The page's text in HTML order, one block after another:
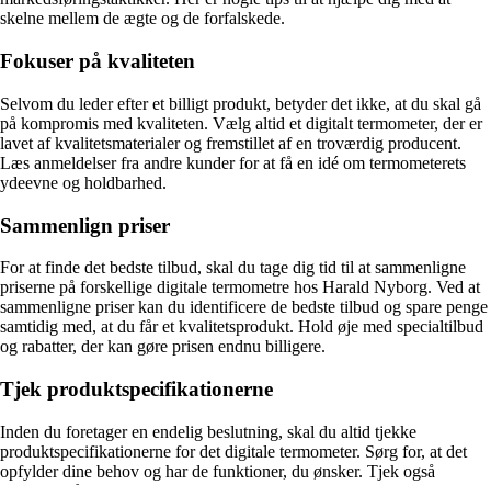
skelne mellem de ægte og de forfalskede.
Fokuser på kvaliteten
Selvom du leder efter et billigt produkt, betyder det ikke, at du skal gå
på kompromis med kvaliteten. Vælg altid et digitalt termometer, der er
lavet af kvalitetsmaterialer og fremstillet af en troværdig producent.
Læs anmeldelser fra andre kunder for at få en idé om termometerets
ydeevne og holdbarhed.
Sammenlign priser
For at finde det bedste tilbud, skal du tage dig tid til at sammenligne
priserne på forskellige digitale termometre hos Harald Nyborg. Ved at
sammenligne priser kan du identificere de bedste tilbud og spare penge
samtidig med, at du får et kvalitetsprodukt. Hold øje med specialtilbud
og rabatter, der kan gøre prisen endnu billigere.
Tjek produktspecifikationerne
Inden du foretager en endelig beslutning, skal du altid tjekke
produktspecifikationerne for det digitale termometer. Sørg for, at det
opfylder dine behov og har de funktioner, du ønsker. Tjek også